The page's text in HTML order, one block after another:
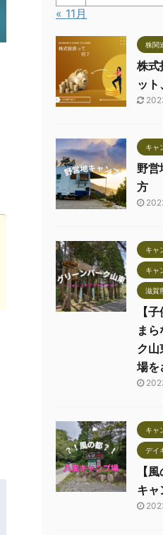
« 11月
株関
株式
ット
キャ
野営
方
キャ
キャ
滋賀
【
ま
ク山
場を
キャ
デイ
【
キャ